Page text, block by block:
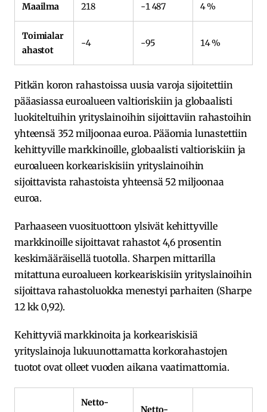
Maailma 218 -1 487 4 %
Toimialar
ahastot
-4 -95 14 %
Pitkän koron rahastoissa uusia varoja sijoitettiin
pääasiassa euroalueen valtioriskiin ja globaalisti
luokiteltuihin yrityslainoihin sijoittaviin rahastoihin
yhteensä 352 miljoonaa euroa. Pääomia lunastettiin
kehittyville markkinoille, globaalisti valtioriskiin ja
euroalueen korkeariskisiin yrityslainoihin
sijoittavista rahastoista yhteensä 52 miljoonaa
euroa.
Parhaaseen vuosituottoon ylsivät kehittyville
markkinoille sijoittavat rahastot 4,6 prosentin
keskimääräisellä tuotolla. Sharpen mittarilla
mitattuna euroalueen korkeariskisiin yrityslainoihin
sijoittava rahastoluokka menestyi parhaiten (Sharpe
12 kk 0,92).
Kehittyviä markkinoita ja korkeariskisiä
yrityslainoja lukuunottamatta korkorahastojen
tuotot ovat olleet vuoden aikana vaatimattomia.
Netto-
Netto-